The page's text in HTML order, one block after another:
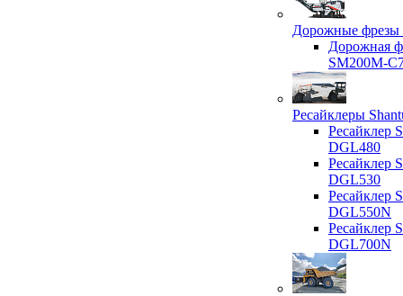
Дорожные фрезы
Дорожная
SM200M-
Ресайклеры
Ресайклер
DGL480
Ресайклер
DGL530
Ресайклер
DGL550N
Ресайклер
DGL700N